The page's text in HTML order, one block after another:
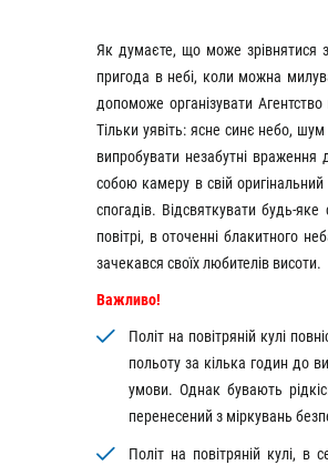
Як думаєте, що може зрівнятися
пригода в небі, коли можна
допоможе організувати
Тільки уявіть: ясне синє небо,
випробувати незабутні враження
собою камеру в свій
спогадів. Відсвяткувати будь-
повітрі, в оточенні блакитного
зачекався своїх любителів висоти.
Важливо!
Політ на повітряній кулі
польоту за кілька годин до
умови. Однак бувають
перенесений з міркувань
Політ на повітряній кулі,